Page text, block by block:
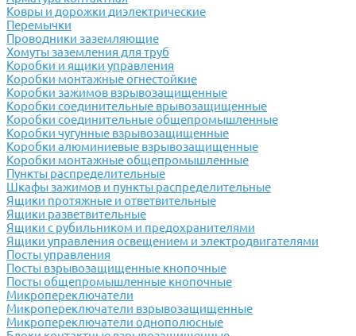
Ковры и дорожки диэлектрические
Перемычки
Проводники заземляющие
Хомуты заземления для труб
Коробки и ящики управления
Коробки монтажные огнестойкие
Коробки зажимов взрывозащищенные
Коробки соединительные врывозащищенные
Коробки соединительные общепромышленные
Коробки чугунные взрывозащищенные
Коробки алюминиевые взрывозащищенные
Коробки монтажные общепромышленные
Пункты распределительные
Шкафы зажимов и пункты распределительные
Ящики протяжные и ответвительные
Ящики разветвительные
Ящики с рубильником и предохранителями
Ящики управления освещением и электродвигателями
Посты управления
Посты взрывозащищенные кнопочные
Посты общепромышленные кнопочные
Микропереключатели
Микропереключатели взрывозащищенные
Микропереключатели однополюсные